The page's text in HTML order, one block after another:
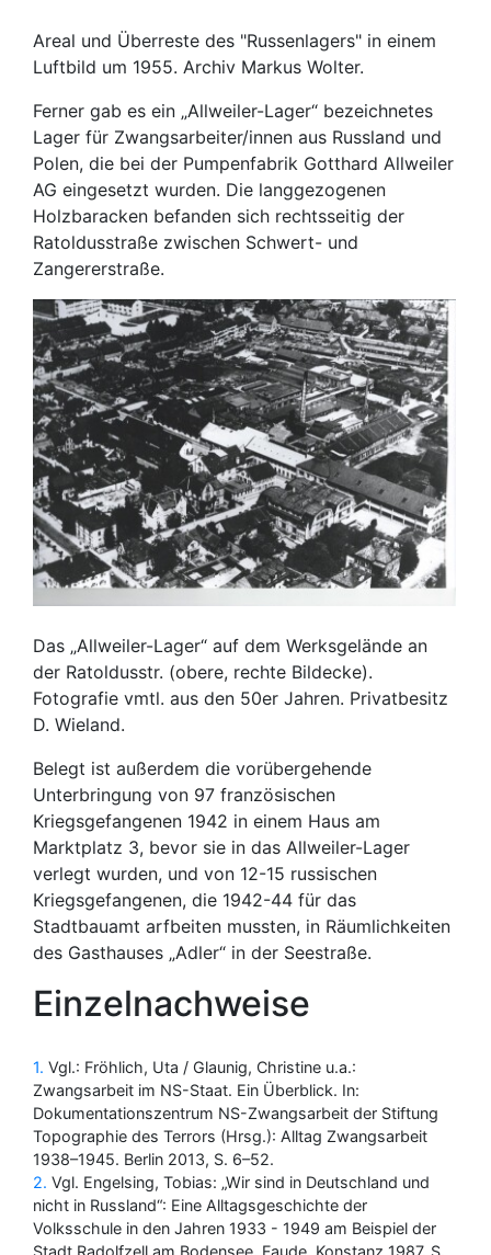
Areal und Überreste des "Russenlagers" in einem
Luftbild um 1955. Archiv Markus Wolter.
Ferner gab es ein „Allweiler-Lager“ bezeichnetes
Lager für Zwangsarbeiter/innen aus Russland und
Polen, die bei der Pumpenfabrik Gotthard Allweiler
AG eingesetzt wurden. Die langgezogenen
Holzbaracken befanden sich rechtsseitig der
Ratoldusstraße zwischen Schwert- und
Zangererstraße.
Das „Allweiler-Lager“ auf dem Werksgelände an
der Ratoldusstr. (obere, rechte Bildecke).
Fotografie vmtl. aus den 50er Jahren. Privatbesitz
D. Wieland.
Belegt ist außerdem die vorübergehende
Unterbringung von 97 französischen
Kriegsgefangenen 1942 in einem Haus am
Marktplatz 3, bevor sie in das Allweiler-Lager
verlegt wurden, und von 12-15 russischen
Kriegsgefangenen, die 1942-44 für das
Stadtbauamt arfbeiten mussten, in Räumlichkeiten
des Gasthauses „Adler“ in der Seestraße.
Einzelnachweise
1 Vgl.: Fröhlich, Uta / Glaunig, Christine u.a.:
Zwangsarbeit im NS-Staat. Ein Überblick. In:
Dokumentationszentrum NS-Zwangsarbeit der Stiftung
Topographie des Terrors (Hrsg.): Alltag Zwangsarbeit
1938–1945. Berlin 2013, S. 6–52.
2 Vgl. Engelsing, Tobias: „Wir sind in Deutschland und
nicht in Russland“: Eine Alltagsgeschichte der
Volksschule in den Jahren 1933 - 1949 am Beispiel der